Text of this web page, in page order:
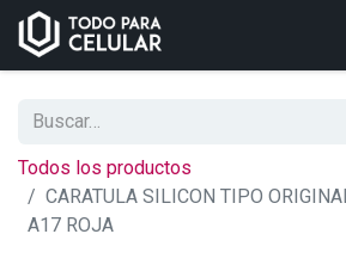
Todos los productos
CARATULA SILICON TIPO
A17 ROJA